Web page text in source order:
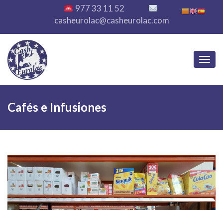
977 33 11 52
casheurolac@casheurolac.com
Cafés e Infusiones